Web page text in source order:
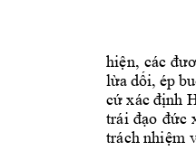
hiện, các
lừa dối, épbu
cứ xác định
trái đạo đức
trách nhiệm